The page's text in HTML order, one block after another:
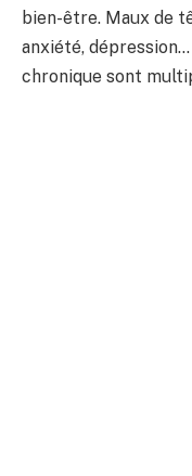
bien-être. Maux de
anxiété,
chronique sont